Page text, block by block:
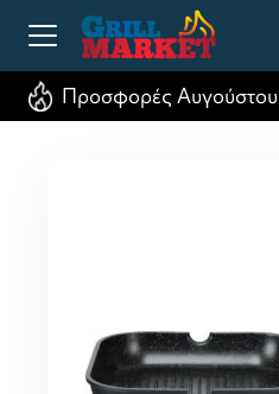
Προσφορές Αυγούστου